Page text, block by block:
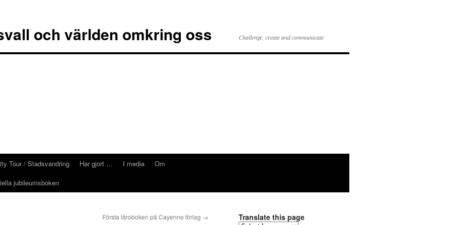
och världen omkring oss Challenge, create and communicate
Tour / Stadsvandring Har gjort … I media
Om
jubileumsboken
Första läroboken på Cayenne förlag → Translate this page